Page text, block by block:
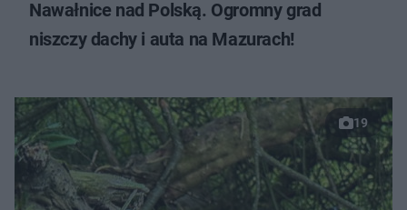
Nawałnice nad Polską. Ogromny grad
niszczy dachy i auta na Mazurach!
19